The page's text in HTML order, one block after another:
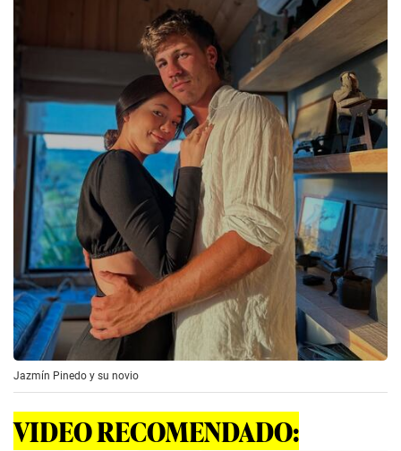
Jazmín Pinedo y su novio
VIDEO RECOMENDADO: